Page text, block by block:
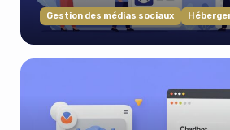
Gestion des médias sociaux